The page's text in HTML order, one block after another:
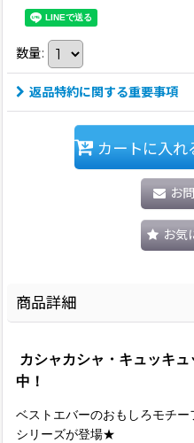
数量:
返品特約に関する重要事項
カートに入れ
お
お気
商品詳細
カシャカシャ・キュッキ
中！
ベストエバーのおもしろモチ
シリーズが登場★